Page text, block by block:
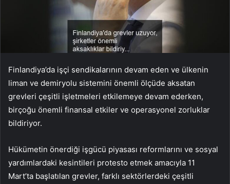
Finlandiya’da işçi sendikalarının devam eden ve ülkenin
liman ve demiryolu sistemini önemli ölçüde aksatan
grevleri çeşitli işletmeleri etkilemeye devam ederken,
birçoğu önemli finansal etkiler ve operasyonel zorluklar
bildiriyor.
Hükümetin önerdiği işgücü piyasası reformlarını ve sosyal
yardımlardaki kesintileri protesto etmek amacıyla 11
Mart’ta başlatılan grevler, farklı sektörlerdeki çeşitli